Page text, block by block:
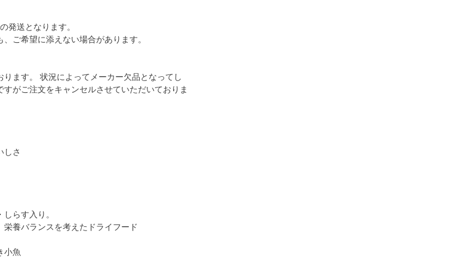
発送となります。
ご希望に添えない場合があります。
ます。 状況によってメーカー欠品となってし
がご注文をキャンセルさせていただいておりま
しさ
らす入り。
養バランスを考えたドライフード
小魚